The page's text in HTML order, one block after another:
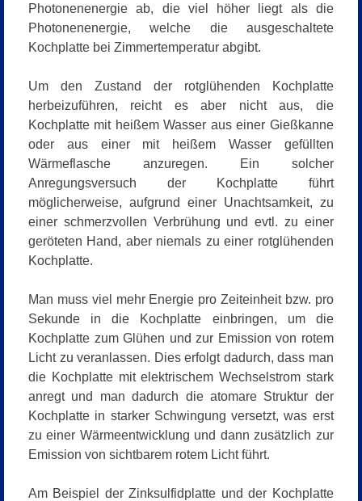
Photonenenergie ab, die viel höher liegt als die
Photonenenergie, welche die ausgeschaltete
Kochplatte bei Zimmertemperatur abgibt.
Um den Zustand der rotglühenden Kochplatte
herbeizuführen, reicht es aber nicht aus, die
Kochplatte mit heißem Wasser aus einer Gießkanne
oder aus einer mit heißem Wasser gefüllten
Wärmeflasche anzuregen. Ein solcher
Anregungsversuch der Kochplatte führt
möglicherweise, aufgrund einer Unachtsamkeit, zu
einer schmerzvollen Verbrühung und evtl. zu einer
geröteten Hand, aber niemals zu einer rotglühenden
Kochplatte.
Man muss viel mehr Energie pro Zeiteinheit bzw. pro
Sekunde in die Kochplatte einbringen, um die
Kochplatte zum Glühen und zur Emission von rotem
Licht zu veranlassen. Dies erfolgt dadurch, dass man
die Kochplatte mit elektrischem Wechselstrom stark
anregt und man dadurch die atomare Struktur der
Kochplatte in starker Schwingung versetzt, was erst
zu einer Wärmeentwicklung und dann zusätzlich zur
Emission von sichtbarem rotem Licht führt.
Am Beispiel der Zinksulfidplatte und der Kochplatte